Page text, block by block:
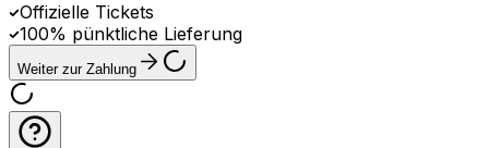
Offizielle Tickets
100% pünktliche Lieferung
Weiter zur Zahlung